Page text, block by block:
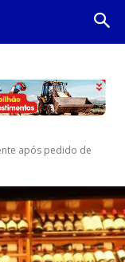
após pedido de